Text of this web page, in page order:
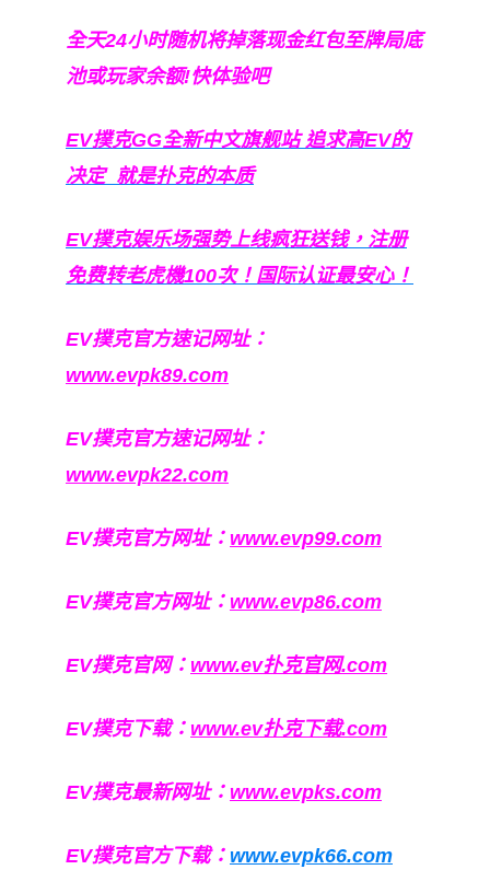
全天24小时随机将掉落现金红包至牌局底
池或玩家余额!快体验吧
EV撲克GG全新中文旗舰站追求高EV的
决定 就是扑克的本质
EV撲克娱乐场强势上线疯狂送钱，注册
免费转老虎機100次！国际认证最安心！
EV撲克官方速记网址：
www.evpk89.com
EV撲克官方速记网址：
www.evpk22.com
EV撲克官方网址： www.evp99.com
EV撲克官方网址： www.evp86.com
EV撲克官网： www.ev扑克官网.com
EV撲克下载： www.ev扑克下载.com
EV撲克最新网址： www.evpks.com
EV撲克官方下载： www.evpk66.com